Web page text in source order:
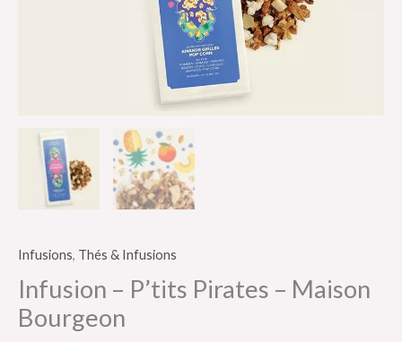
Infusions, Thés & Infusions
Infusion – P’tits Pirates – Maison
Bourgeon